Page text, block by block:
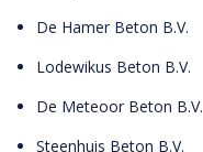
De Hamer Beton B.V.
Lodewikus Beton B.V.
De Meteoor Beton B.V.
Steenhuis Beton B.V.